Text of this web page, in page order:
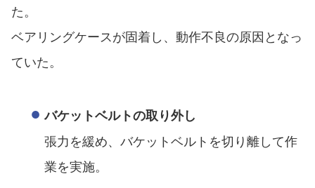
た。
ベアリングケースが固着し、動作不良の原因となっ
ていた。
バケットベルトの取り外し
張力を緩め、バケットベルトを切り離して作
業を実施。